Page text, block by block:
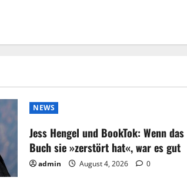
NEWS
Jess Hengel und BookTok: Wenn das
Buch sie »zerstört hat«, war es gut
admin August 4, 2026 0